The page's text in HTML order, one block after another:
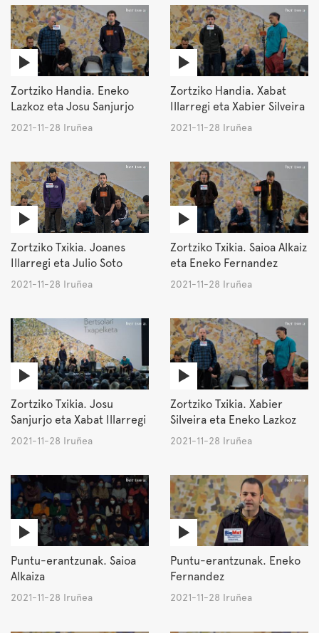
Zortziko Handia. Eneko
Lazkoz eta Josu Sanjurjo
2021-11-28 Iruñea
Zortziko Handia. Xabat
Illarregi eta Xabier Silveira
2021-11-28 Iruñea
Zortziko Txikia. Joanes
Illarregi eta Julio Soto
2021-11-28 Iruñea
Zortziko Txikia. Saioa Alkaiz
eta Eneko Fernandez
2021-11-28 Iruñea
Zortziko Txikia. Josu
Sanjurjo eta Xabat Illarregi
2021-11-28 Iruñea
Zortziko Txikia. Xabier
Silveira eta Eneko Lazkoz
2021-11-28 Iruñea
Puntu-erantzunak. Saioa
Alkaiza
2021-11-28 Iruñea
Puntu-erantzunak. Eneko
Fernandez
2021-11-28 Iruñea